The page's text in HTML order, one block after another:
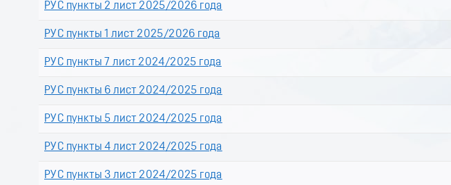
РУС пункты 2 лист 2025/2026 года
РУС пункты 1 лист 2025/2026 года
РУС пункты 7 лист 2024/2025 года
РУС пункты 6 лист 2024/2025 года
РУС пункты 5 лист 2024/2025 года
РУС пункты 4 лист 2024/2025 года
РУС пункты 3 лист 2024/2025 года